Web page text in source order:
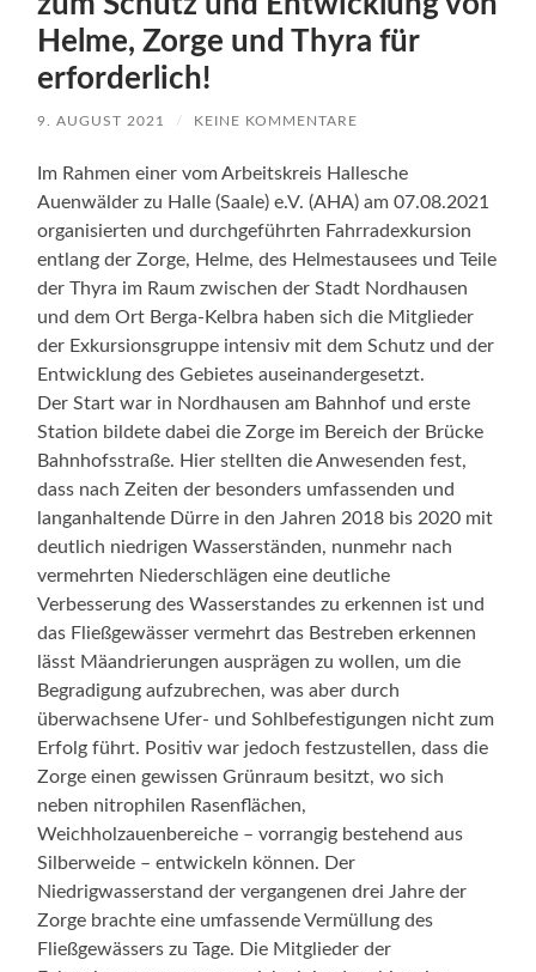
Helme, Zorge und Thyra für
erforderlich!
9. AUGUST 2021 / KEINE KOMMENTARE
Im Rahmen einer vom Arbeitskreis Hallesche
Auenwälder zu Halle (Saale) e.V. (AHA) am 07.08.2021
organisierten und durchgeführten Fahrradexkursion
entlang der Zorge, Helme, des Helmestausees und Teile
der Thyra im Raum zwischen der Stadt Nordhausen
und dem Ort Berga-Kelbra haben sich die Mitglieder
der Exkursionsgruppe intensiv mit dem Schutz und der
Entwicklung des Gebietes auseinandergesetzt.
Der Start war in Nordhausen am Bahnhof und erste
Station bildete dabei die Zorge im Bereich der Brücke
Bahnhofsstraße. Hier stellten die Anwesenden fest,
dass nach Zeiten der besonders umfassenden und
langanhaltende Dürre in den Jahren 2018 bis 2020 mit
deutlich niedrigen Wasserständen, nunmehr nach
vermehrten Niederschlägen eine deutliche
Verbesserung des Wasserstandes zu erkennen ist und
das Fließgewässer vermehrt das Bestreben erkennen
lässt Mäandrierungen ausprägen zu wollen, um die
Begradigung aufzubrechen, was aber durch
überwachsene Ufer- und Sohlbefestigungen nicht zum
Erfolg führt. Positiv war jedoch festzustellen, dass die
Zorge einen gewissen Grünraum besitzt, wo sich
neben nitrophilen Rasenflächen,
Weichholzauenbereiche – vorrangig bestehend aus
Silberweide – entwickeln können. Der
Niedrigwasserstand der vergangenen drei Jahre der
Zorge brachte eine umfassende Vermüllung des
Fließgewässers zu Tage. Die Mitglieder der